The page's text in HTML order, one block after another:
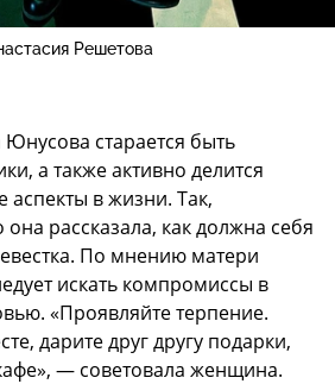
Решетова
старается быть
а также активно делится
в жизни. Так,
рассказала, как должна себя
По мнению матери
искать компромиссы в
«Проявляйте терпение.
дарите друг другу подарки,
— советовала женщина.